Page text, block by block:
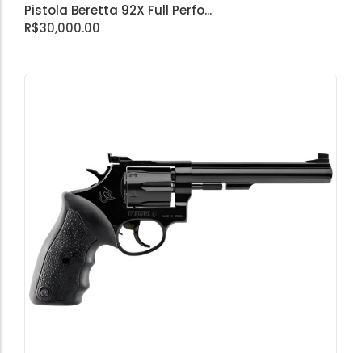
Pistola Beretta 92X Full Perfo...
R$30,000.00